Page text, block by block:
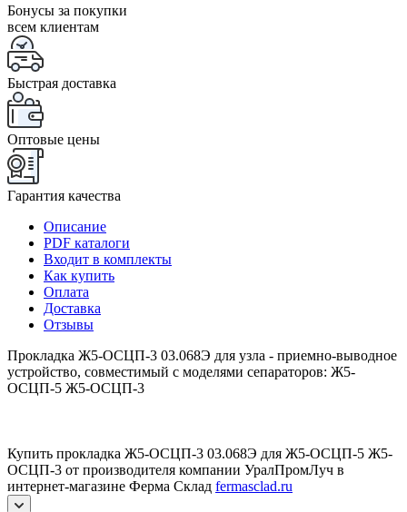
Бонусы за покупки
всем клиентам
Быстрая доставка
Оптовые цены
Гарантия качества
Описание
PDF каталоги
Входит в комплекты
Как купить
Оплата
Доставка
Отзывы
Прокладка Ж5-ОСЦП-3 03.068Э для узла - приемно-выводное
устройство, совместимый с моделями сепараторов: Ж5-
ОСЦП-5 Ж5-ОСЦП-3
Купить прокладка Ж5-ОСЦП-3 03.068Э для Ж5-ОСЦП-5 Ж5-
ОСЦП-3 от производителя компании УралПромЛуч в
интернет-магазине Ферма Склад fermasclad.ru